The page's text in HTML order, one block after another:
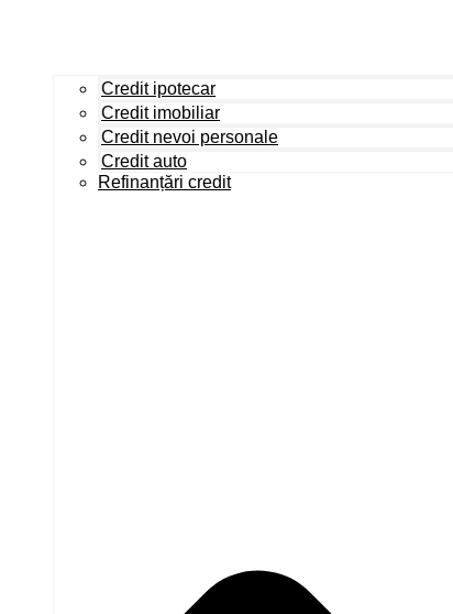
Credit ipotecar
Credit imobiliar
Credit nevoi personale
Credit auto
Refinanțări credit